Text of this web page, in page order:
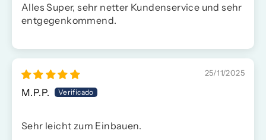
Alles Super, sehr netter Kundenservice und sehr
entgegenkommend.
25/11/2025
M.P.P.
Sehr leicht zum Einbauen.